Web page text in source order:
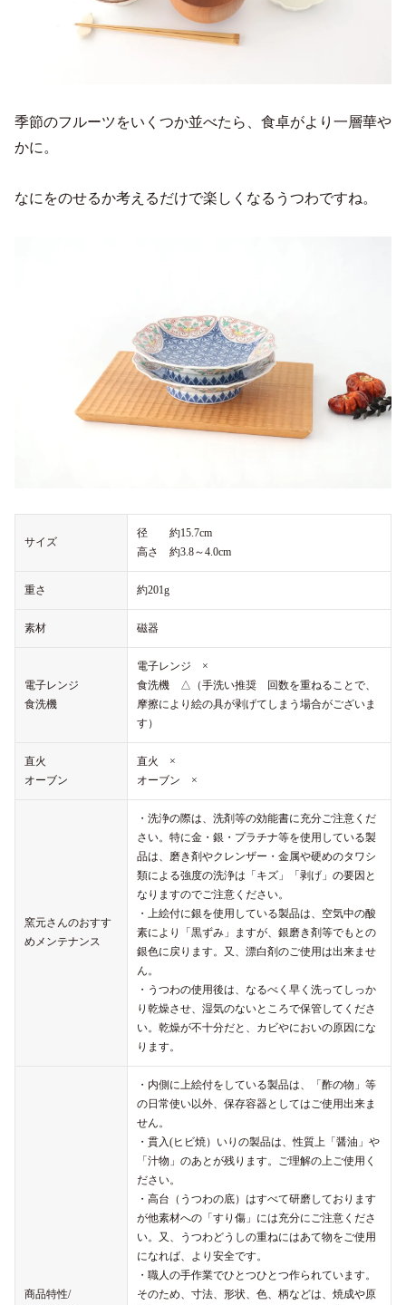
季節のフルーツをいくつか並べたら、食卓がより一層華や
かに。
なにをのせるか考えるだけで楽しくなるうつわですね。
サイズ
径 約15.7cm
高さ 約3.8～4.0cm
重さ 約201g
素材 磁器
電子レンジ
食洗機
電子レンジ ×
食洗機 △（手洗い推奨 回数を重ねることで、
摩擦により絵の具が剥げてしまう場合がございま
す）
直火
オーブン
直火 ×
オーブン ×
窯元さんのおすす
めメンテナンス
・洗浄の際は、洗剤等の効能書に充分ご注意くだ
さい。特に金・銀・プラチナ等を使用している製
品は、磨き剤やクレンザー・金属や硬めのタワシ
類による強度の洗浄は「キズ」「剥げ」の要因と
なりますのでご注意ください。
・上絵付に銀を使用している製品は、空気中の酸
素により「黒ずみ」ますが、銀磨き剤等でもとの
銀色に戻ります。又、漂白剤のご使用は出来ませ
ん。
・うつわの使用後は、なるべく早く洗ってしっか
り乾燥させ、湿気のないところで保管してくださ
い。乾燥が不十分だと、カビやにおいの原因にな
ります。
商品特性/
・内側に上絵付をしている製品は、「酢の物」等
の日常使い以外、保存容器としてはご使用出来ま
せん。
・貫入(ヒビ焼）いりの製品は、性質上「醤油」や
「汁物」のあとが残ります。ご理解の上ご使用く
ださい。
・高台（うつわの底）はすべて研磨しております
が他素材への「すり傷」には充分にご注意くださ
い。又、うつわどうしの重ねにはあて物をご使用
になれば、より安全です。
・職人の手作業でひとつひとつ作られています。
そのため、寸法、形状、色、柄などは、焼成や原